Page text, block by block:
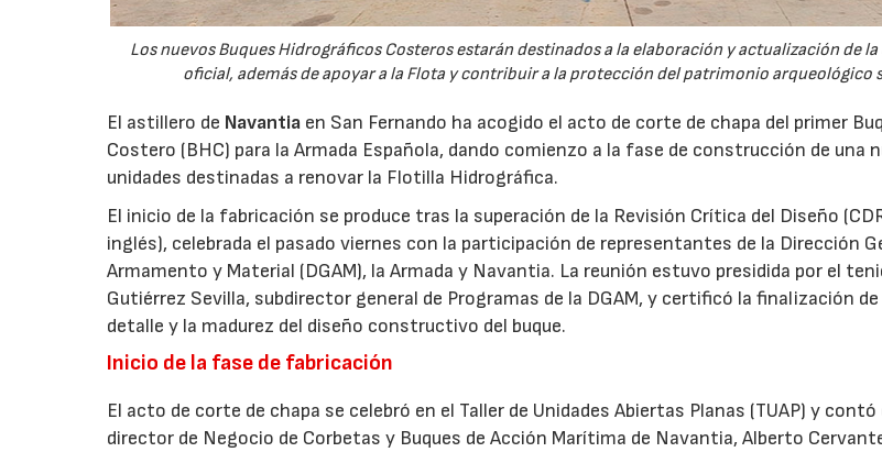
Los nuevos Buques Hidrográficos Costeros estarán destinados a la elaboración y actualización de
oficial, además de apoyar a la Flota y contribuir a la protección del patrimonio arqueológico
El astillero de Navantia en San Fernando ha acogido el acto de corte de chapa del primer
Costero (BHC) para la Armada Española, dando comienzo a la fase de construcción de una
unidades destinadas a renovar la Flotilla Hidrográfica.
El inicio de la fabricación se produce tras la superación de la Revisión Crítica del Diseño
inglés), celebrada el pasado viernes con la participación de representantes de la Dirección
Armamento y Material (DGAM), la Armada y Navantia. La reunión estuvo presidida por el
Gutiérrez Sevilla, subdirector general de Programas de la DGAM, y certificó la finalización
detalle y la madurez del diseño constructivo del buque.
Inicio de la fase de fabricación
El acto de corte de chapa se celebró en el Taller de Unidades Abiertas Planas (TUAP) y
director de Negocio de Corbetas y Buques de Acción Marítima de Navantia, Alberto